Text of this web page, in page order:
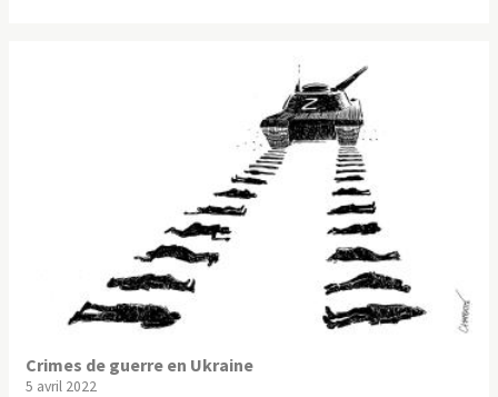
Crimes de guerre en Ukraine
5 avril 2022